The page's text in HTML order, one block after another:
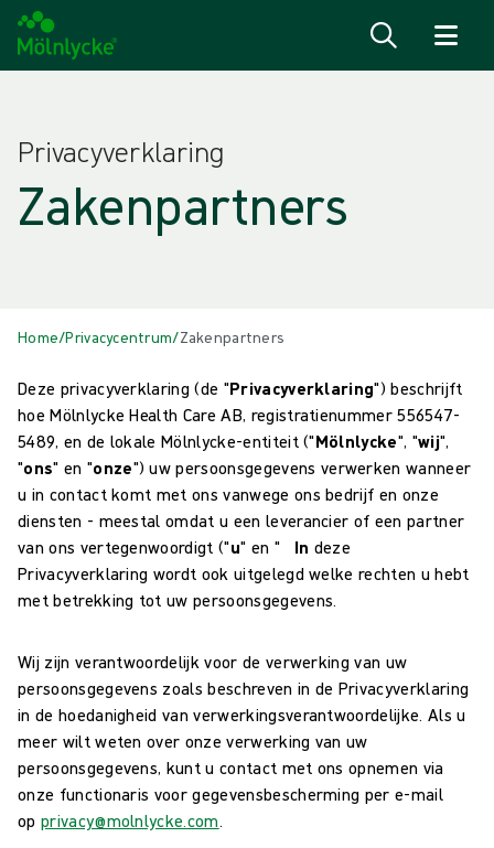
Privacyverklaring
Zakenpartners
Home/Privacycentrum/Zakenpartners
Deze privacyverklaring (de "Privacyverklaring") beschrijft
hoe Mölnlycke Health Care AB, registratienummer 556547-
5489, en de lokale Mölnlycke-entiteit ("Mölnlycke", "wij",
"ons" en "onze") uw persoonsgegevens verwerken wanneer
u in contact komt met ons vanwege ons bedrijf en onze
diensten - meestal omdat u een leverancier of een partner
van ons vertegenwoordigt ("u" en " In deze
Privacyverklaring wordt ook uitgelegd welke rechten u hebt
met betrekking tot uw persoonsgegevens.
Wij zijn verantwoordelijk voor de verwerking van uw
persoonsgegevens zoals beschreven in de Privacyverklaring
in de hoedanigheid van verwerkingsverantwoordelijke. Als u
meer wilt weten over onze verwerking van uw
persoonsgegevens, kunt u contact met ons opnemen via
onze functionaris voor gegevensbescherming per e-mail
op privacy@molnlycke.com.